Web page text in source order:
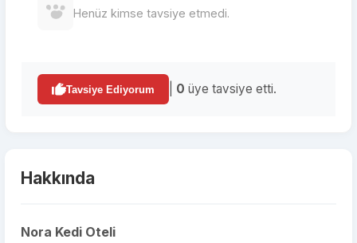
Henüz kimse tavsiye etmedi.
Tavsiye Ediyorum 0 üye tavsiye etti.
Hakkında
Nora Kedi Oteli